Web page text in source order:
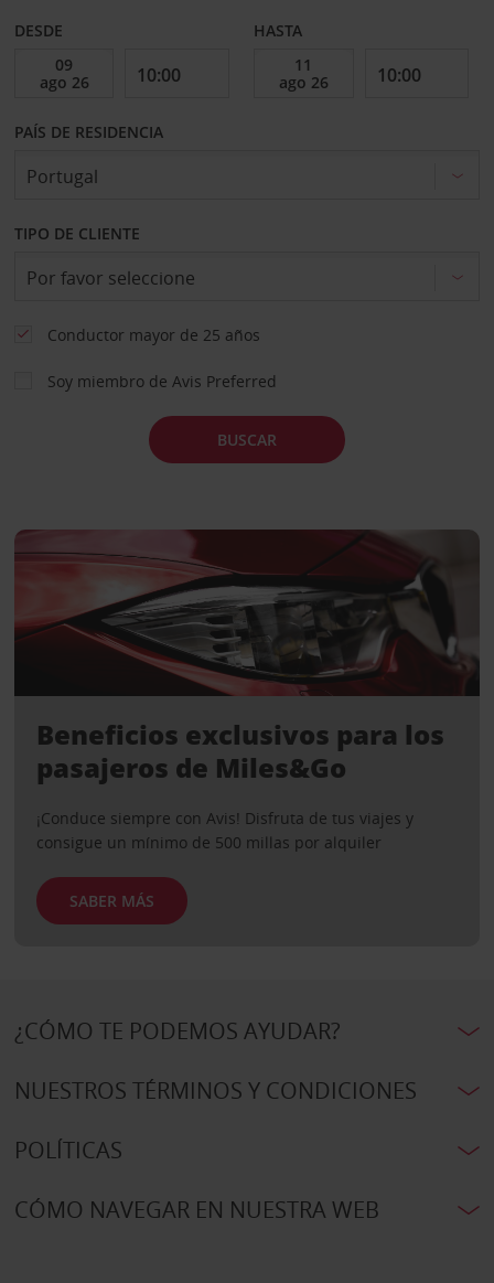
DESDE HASTA
PAÍS DE RESIDENCIA
TIPO DE CLIENTE
Conductor mayor de 25 años
Soy miembro de Avis Preferred
BUSCAR
Beneficios exclusivos para los
pasajeros de Miles&Go
¡Conduce siempre con Avis! Disfruta de tus viajes y
consigue un mínimo de 500 millas por alquiler
SABER MÁS
¿CÓMO TE PODEMOS AYUDAR?
NUESTROS TÉRMINOS Y CONDICIONES
POLÍTICAS
CÓMO NAVEGAR EN NUESTRA WEB